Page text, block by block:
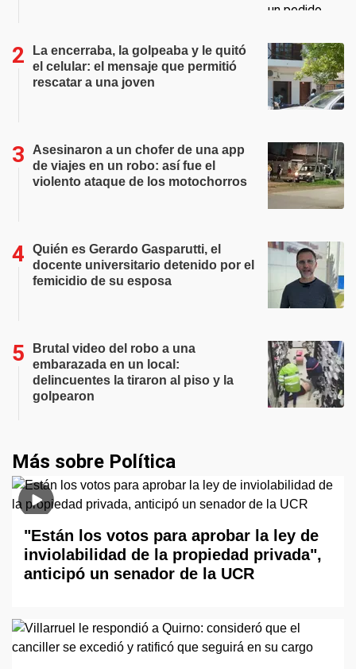
La encerraba, la golpeaba y le quitó
el celular: el mensaje que permitió
rescatar a una joven
Asesinaron a un chofer de una app
de viajes en un robo: así fue el
violento ataque de los motochorros
Quién es Gerardo Gasparutti, el
docente universitario detenido por el
femicidio de su esposa
Brutal video del robo a una
embarazada en un local:
delincuentes la tiraron al piso y la
golpearon
Más sobre Política
"Están los votos para aprobar la ley de
inviolabilidad de la propiedad privada",
anticipó un senador de la UCR